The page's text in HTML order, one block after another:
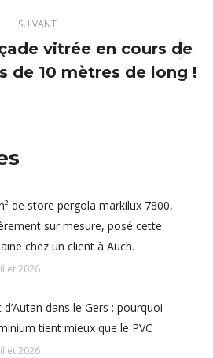
SUIVANT
Article
suivant
vitrée en cours de
de 10 mètres de long !
de store pergola markilux 7800,
sur mesure, posé cette
chez un client à Auch.
2026
d’Autan dans le Gers : pourquoi
tient mieux que le PVC
2026